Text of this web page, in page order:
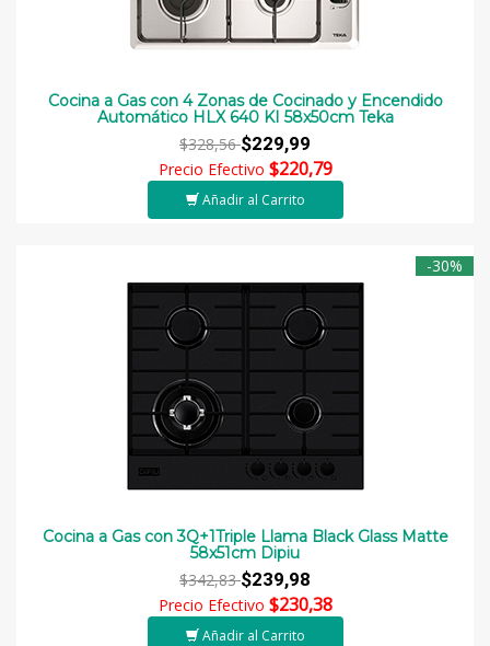
Cocina a Gas con 4 Zonas de Cocinado y Encendido
Automático HLX 640 KI 58x50cm Teka
$328,56$229,99
Precio Efectivo $220,79
Añadir al Carrito
-30%
Cocina a Gas con 3Q+1Triple Llama Black Glass Matte
58x51cm Dipiu
$342,83$239,98
Precio Efectivo $230,38
Añadir al Carrito